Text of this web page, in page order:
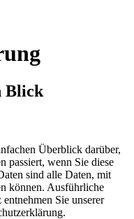
Blick
Überblick darüber,
passiert, wenn Sie diese
sind alle Daten, mit
können. Ausführliche
Sie unserer